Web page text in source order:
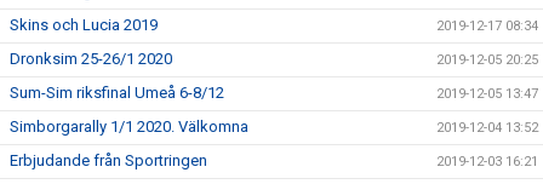
Skins och Lucia 2019 2019-12-17 08:34
Dronksim 25-26/1 2020 2019-12-05 20:25
Sum-Sim riksfinal Umeå 6-8/12 2019-12-05 13:47
Simborgarally 1/1 2020. Välkomna 2019-12-04 13:52
Erbjudande från Sportringen 2019-12-03 16:21